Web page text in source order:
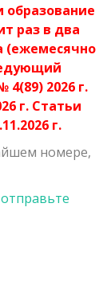
в
образование
раз в два
(ежемесячно
2026 г.
г. Статьи
г.
номере,